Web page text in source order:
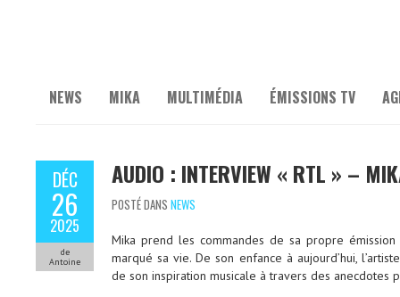
NEWS MIKA MULTIMÉDIA ÉMISSIONS TV
DÉC
26
2025
de
Antoine
AUDIO : INTERVIEW « RTL » –
POSTÉ DANS NEWS
Mika prend les commandes de sa propre
marqué sa vie. De son enfance à aujourd’hui,
de son inspiration musicale à travers des anecdotes